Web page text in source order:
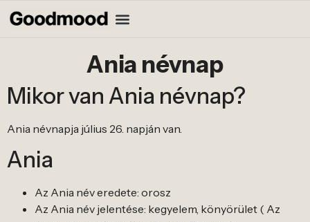
Ania névnap
Mikor van Ania névnap?
Ania névnapja július 26. napján van.
Ania
Az Ania név eredete: orosz
Az Ania név jelentése: kegyelem, könyörület ( Az